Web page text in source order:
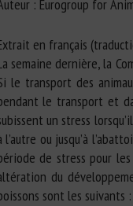
: Eurogroup for
en français
semaine dernière, la
le transport des
le transport et
un stress
l’autre ou jusqu’à
de stress pour
du
sont les suivants :